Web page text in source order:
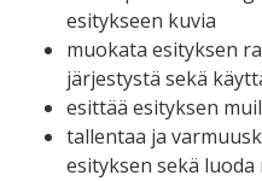
esitykseen kuvia
muokata esityksen
järjestystä sekä
esittää esityksen
tallentaa ja
esityksen sekä